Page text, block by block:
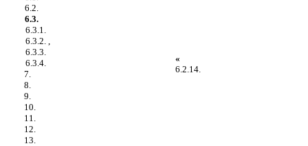
6.2.
6.3.
6.3.1.
6.3.2. ,
6.3.3.
6.3.4.
7.
8.
9.
10.
11.
12.
13.
«
6.2.14.